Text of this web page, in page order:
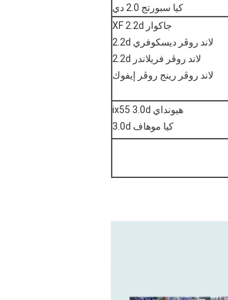
كيا سبورتج 2.0 دي
جاكوار XF 2.2d
لاند روڤر ديسكوفري 2.2d
لاند روڤر فريلاندر 2.2d
لاند روڤر رينج روڤر إيفوك
هيونداي ix55 3.0d
كيا موهاف 3.0d